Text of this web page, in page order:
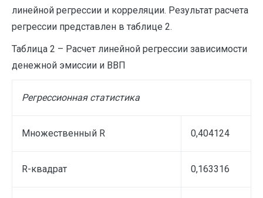
линейной регрессии и корреляции. Результат расчета
регрессии представлен в таблице 2.
Таблица 2 – Расчет линейной регрессии зависимости
денежной эмиссии и ВВП
Регрессионная статистика
Множественный R 0,404124
R-квадрат 0,163316